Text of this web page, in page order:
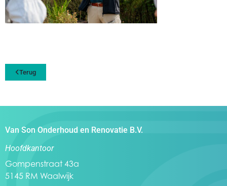
Terug
Van Son Onderhoud en Renovatie B.V.
Hoofdkantoor
Gompenstraat 43a
5145 RM Waalwijk